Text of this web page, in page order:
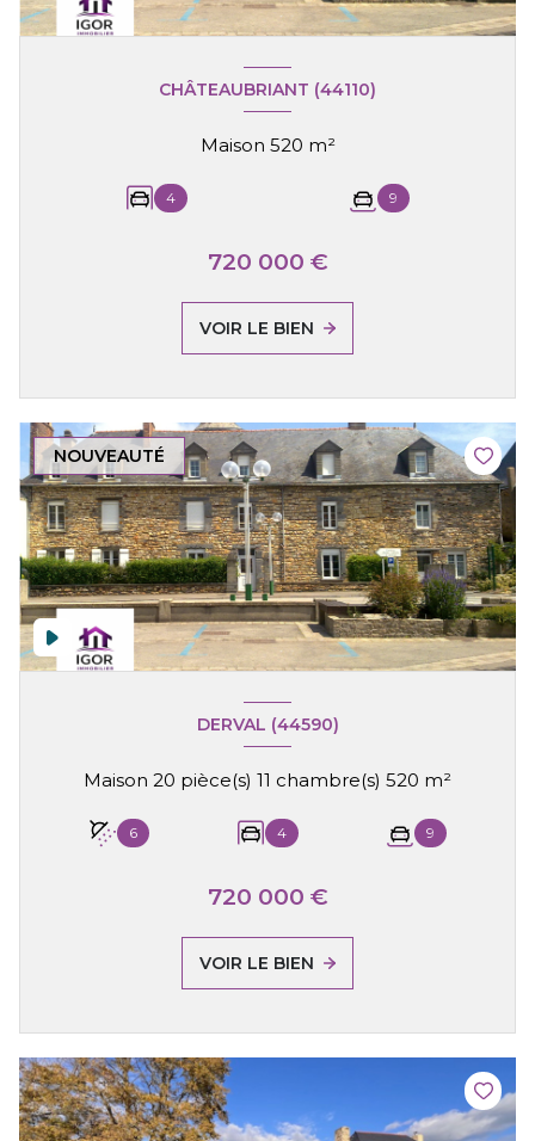
CHÂTEAUBRIANT (44110)
Maison 520 m²
4 9
720 000 €
VOIR LE BIEN
NOUVEAUTÉ
DERVAL (44590)
Maison 20 pièce(s) 11 chambre(s) 520 m²
6 4 9
720 000 €
VOIR LE BIEN